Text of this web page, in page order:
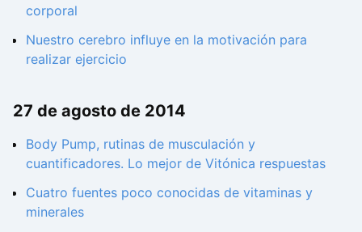
corporal
Nuestro cerebro influye en la motivación para
realizar ejercicio
27 de agosto de 2014
Body Pump, rutinas de musculación y
cuantificadores. Lo mejor de Vitónica respuestas
Cuatro fuentes poco conocidas de vitaminas y
minerales